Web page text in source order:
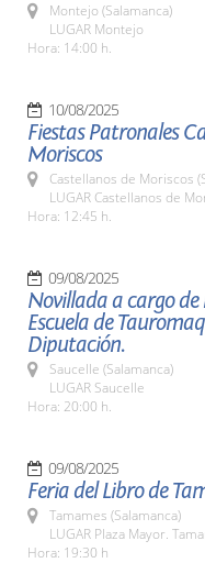
Montejo (Salamanca)
LUGAR Montejo
Hora: 14:00 h.
10/08/2025
Fiestas Patronales
Moriscos
Castellanos de Moriscos
LUGAR Castellanos de
Hora: 12:45 h.
09/08/2025
Novillada a cargo de
Escuela de
Diputación.
Saucelle (Salamanca)
LUGAR Saucelle
Hora: 20:00 h.
09/08/2025
Feria del Libro de
Tamames (Salamanca)
LUGAR Plaza Mayor.
Hora: 19:30 h